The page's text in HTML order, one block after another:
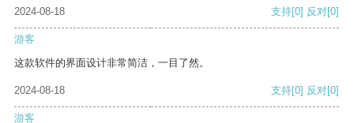
2024-08-18 支持[0] 反对[0]
游客
这款软件的界面设计非常简洁，一目了然。
2024-08-18 支持[0] 反对[0]
游客